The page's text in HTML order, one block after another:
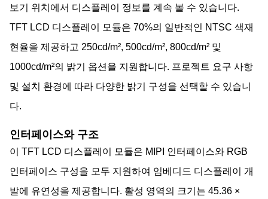
보기 위치에서 디스플레이 정보를 계속 볼 수 있습니다.
TFT LCD 디스플레이 모듈은 70%의 일반적인 NTSC 색재
현율을 제공하고 250cd/m², 500cd/m², 800cd/m² 및
1000cd/m²의 밝기 옵션을 지원합니다. 프로젝트 요구 사항
및 설치 환경에 따라 다양한 밝기 구성을 선택할 수 있습니
다.
인터페이스와 구조
이 TFT LCD 디스플레이 모듈은 MIPI 인터페이스와 RGB
인터페이스 구성을 모두 지원하여 임베디드 디스플레이 개
발에 유연성을 제공합니다. 활성 영역의 크기는 45.36 ×